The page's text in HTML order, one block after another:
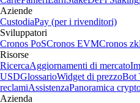
Aziende
CustodiaPay (per i rivenditori)
Sviluppatori
Cronos PoSCronos EVMCronos
Risorse
RicercaAggiornamenti di mercato
USDGlossarioWidget di prezzoBot
reclamiAssistenzaPanoramica
Azienda